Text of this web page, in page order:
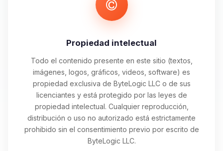
Propiedad intelectual
Todo el contenido presente en este sitio (textos,
imágenes, logos, gráficos, videos, software) es
propiedad exclusiva de ByteLogic LLC o de sus
licenciantes y está protegido por las leyes de
propiedad intelectual. Cualquier reproducción,
distribución o uso no autorizado está estrictamente
prohibido sin el consentimiento previo por escrito de
ByteLogic LLC.